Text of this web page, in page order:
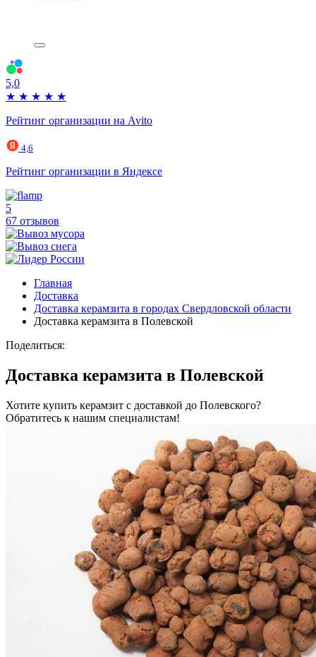
5,0
★ ★ ★ ★ ★
Рейтинг организации на Avito
4,6
Рейтинг организации в Яндексе
5
67 отзывов
Главная
Доставка
Доставка керамзита в городах Свердловской области
Доставка керамзита в Полевской
Поделиться:
Доставка керамзита в Полевской
Хотите купить керамзит с доставкой до Полевского?
Обратитесь к нашим специалистам!